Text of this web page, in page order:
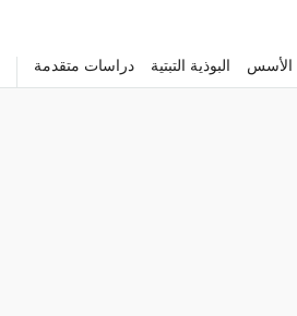
الأسس البوذية التبتية دراسات متقدمة